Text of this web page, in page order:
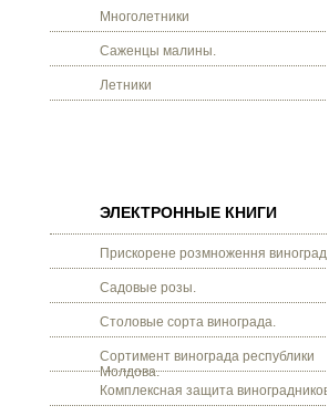
Многолетники
Саженцы малины.
Летники
ЭЛЕКТРОННЫЕ КНИГИ
Прискорене розмноження винограду.
Садовые розы.
Столовые сорта винограда.
Сортимент винограда республики
Молдова.
Комплексная защита виноградников.